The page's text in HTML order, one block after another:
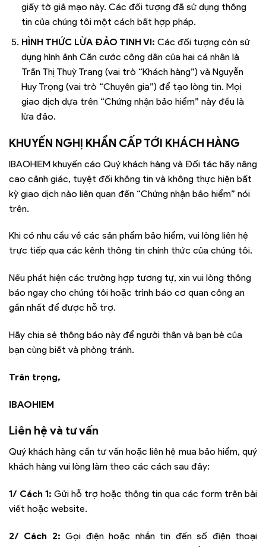
giấy tờ giả mạo này. Các đối tượng đã sử dụng thông
tin của chúng tôi một cách bất hợp pháp.
HÌNH THỨC LỪA ĐẢO TINH VI: Các đối tượng còn sử
dụng hình ảnh Căn cước công dân của hai cá nhân là
Trần Thị Thuỳ Trang (vai trò “Khách hàng”) và Nguyễn
Huy Trọng (vai trò “Chuyên gia”) để tạo lòng tin. Mọi
giao dịch dựa trên “Chứng nhận bảo hiểm” này đều là
lừa đảo.
KHUYẾN NGHỊ KHẨN CẤP TỚI KHÁCH HÀNG
IBAOHIEM khuyến cáo Quý khách hàng và Đối tác hãy nâng
cao cảnh giác, tuyệt đối không tin và không thực hiện bất
kỳ giao dịch nào liên quan đến “Chứng nhận bảo hiểm” nói
trên.
Khi có nhu cầu về các sản phẩm bảo hiểm, vui lòng liên hệ
trực tiếp qua các kênh thông tin chính thức của chúng tôi.
Nếu phát hiện các trường hợp tương tự, xin vui lòng thông
báo ngay cho chúng tôi hoặc trình báo cơ quan công an
gần nhất để được hỗ trợ.
Hãy chia sẻ thông báo này để người thân và bạn bè của
bạn cùng biết và phòng tránh.
Trân trọng,
IBAOHIEM
Liên hệ và tư vấn
Quý khách hàng cần tư vấn hoặc liên hệ mua bảo hiểm, quý
khách hàng vui lòng làm theo các cách sau đây:
1/ Cách 1: Gửi hỗ trợ hoặc thông tin qua các form trên bài
viết hoặc website.
2/ Cách 2: Gọi điện hoặc nhắn tin đến số điện thoại